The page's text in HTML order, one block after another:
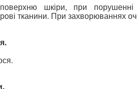
шкіри, при порушенні
тканини. При захворюваннях